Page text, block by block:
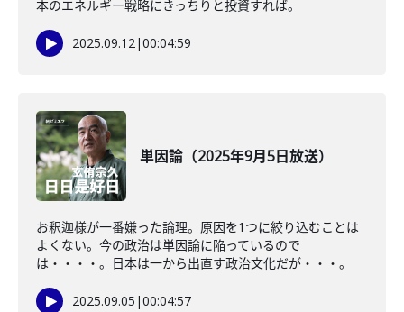
本のエネルギー戦略にきっちりと投資すれば。
2025.09.12|00:04:59
単因論（2025年9月5日放送）
お釈迦様が一番嫌った論理。原因を1つに絞り込むことは
よくない。今の政治は単因論に陥っているので
は・・・・。日本は一から出直す政治文化だが・・・。
2025.09.05 |00:04:57